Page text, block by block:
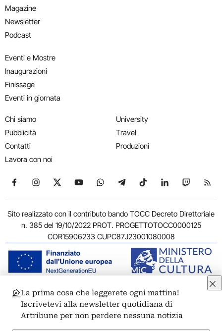
Magazine
Newsletter
Podcast
Eventi e Mostre
Inaugurazioni
Finissage
Eventi in giornata
Chi siamo
Pubblicità
Contatti
Lavora con noi
University
Travel
Produzioni
Seguici su Facebook
Seguici su Instagram
Seguici su X
Seguici su YouTube
Seguici su WhatsApp
Seguici su Telegram
Seguici su TikTok
Seguici su
Seguici
Sito realizzato con il contributo bando TOCC Decreto Direttoriale
n. 385 del 19/10/2022 PROT. PROGETTOTOCC0000125
COR15906233 CUPC87J23001080008
© 2011-2026 ARTRIBUNE srl – Corso Vittorio Emanuele II, 287 –
00186 Roma - P.I. 11381581005
Privacy: Responsabile della protezione dei dati personali
La prima cosa che leggerete ogni mattina!
Iscrivetevi alla newsletter quotidiana di
Artribune per non perdere nessuna notizia